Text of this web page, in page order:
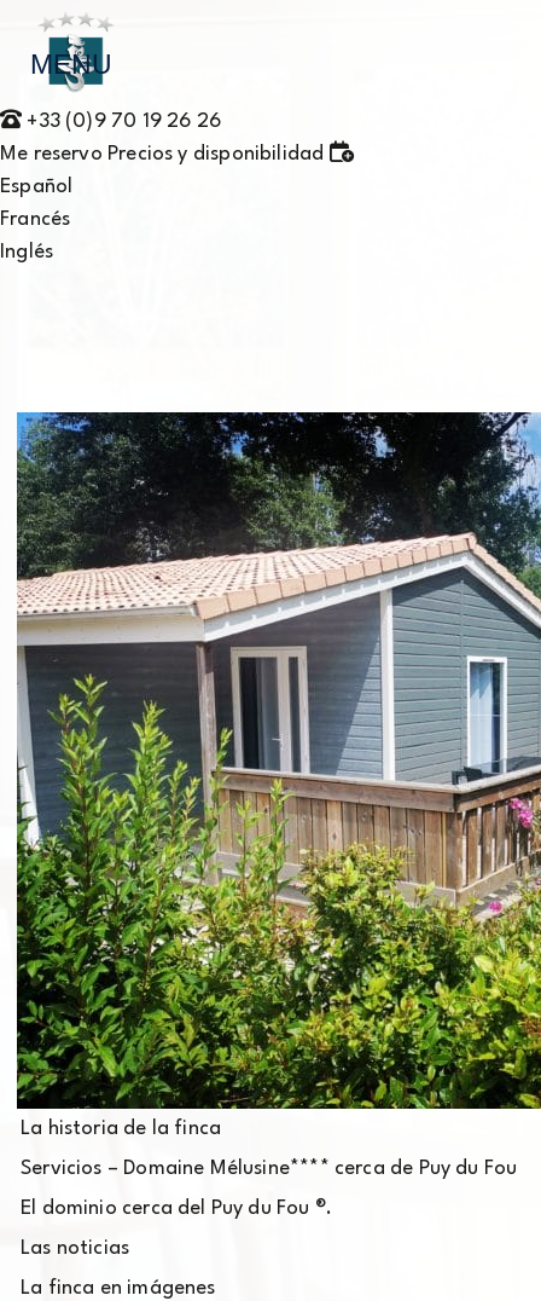
+33 (0)9 70 19 26 26
Me reservo Precios y disponibilidad
MENU
Español
Francés
Inglés
La historia de la finca
Servicios – Domaine Mélusine**** cerca de Puy du Fou
El dominio cerca del Puy du Fou ®.
Las noticias
La finca en imágenes
Grupo y seminario